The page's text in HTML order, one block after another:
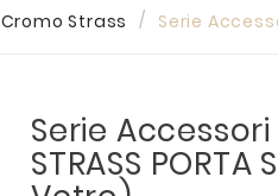
Cromo Strass Serie
Serie Accessori
STRASS